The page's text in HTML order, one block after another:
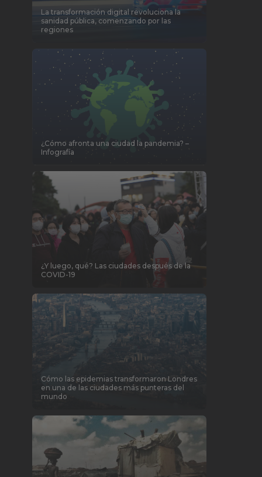
La transformación digital revoluciona la
sanidad pública, comenzando por las
regiones
¿Cómo afronta una ciudad la pandemia? –
Infografía
¿Y luego, qué? Las ciudades después de la
COVID-19
Cómo las epidemias transformaron Londres
en una de las ciudades más punteras del
mundo